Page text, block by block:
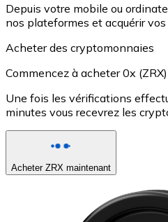
Depuis votre mobile ou
nos plateformes et acquérir vos
Acheter des cryptomonnaies
Commencez à acheter 0x (ZRX)
Une fois les vérifications
minutes vous recevrez les
Acheter ZRX maintenant